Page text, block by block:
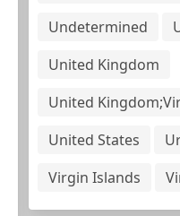
Undetermined
United Kingdom
United
United States
Virgin Islands